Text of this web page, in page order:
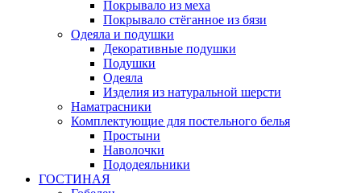
Покрывало из меха
Покрывало стёганное из бязи
Одеяла и подушки
Декоративные подушки
Подушки
Одеяла
Изделия из натуральной шерсти
Наматраcники
Комплектующие для постельного белья
Простыни
Наволочки
Пододеяльники
ГОСТИНАЯ